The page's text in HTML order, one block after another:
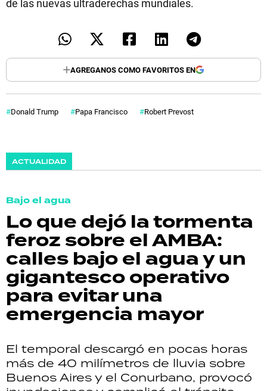
de las nuevas ultraderechas mundiales.
AGREGANOS COMO FAVORITOS EN
Donald Trump Papa Francisco Robert Prevost
ACTUALIDAD
Bajo el agua
Lo que dejó la tormenta
feroz sobre el AMBA:
calles bajo el agua y un
gigantesco operativo
para evitar una
emergencia mayor
El temporal descargó en pocas horas
más de 40 milímetros de lluvia sobre
Buenos Aires y el Conurbano, provocó